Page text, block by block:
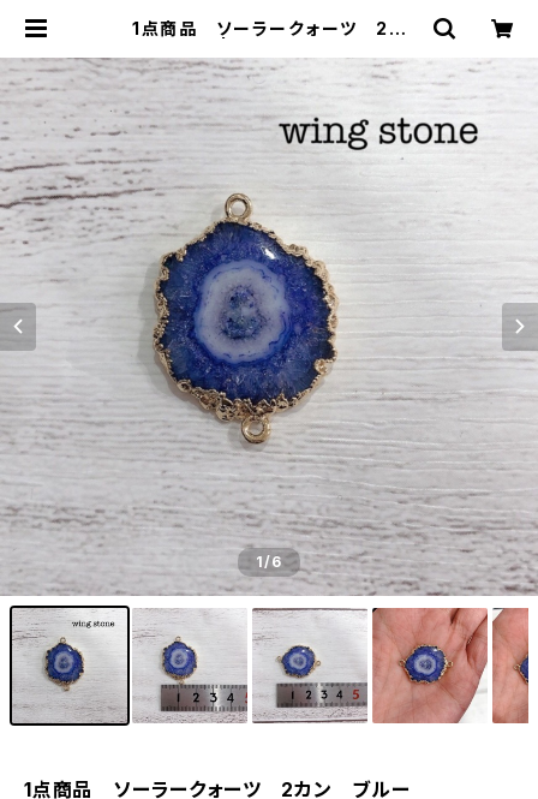
1点商品 ソーラークォーツ 2カ
グストーン
1/6
1点商品 ソーラークォーツ 2カン ブルー